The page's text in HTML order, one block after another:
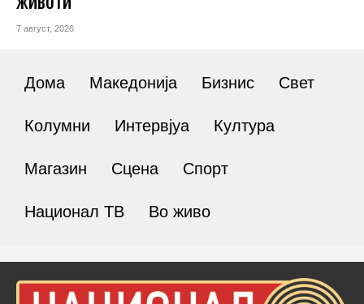
7 август, 2026
Дома Македонија Бизнис Свет
Колумни Интервјуа Култура
Магазин Сцена Спорт
Национал ТВ Во живо